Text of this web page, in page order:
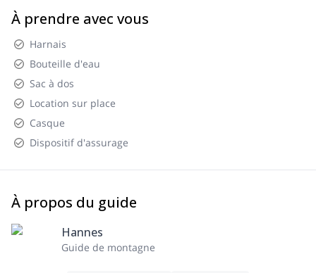
À prendre avec vous
Harnais
Bouteille d'eau
Sac à dos
Location sur place
Casque
Dispositif d'assurage
À propos du guide
Hannes
Guide de montagne